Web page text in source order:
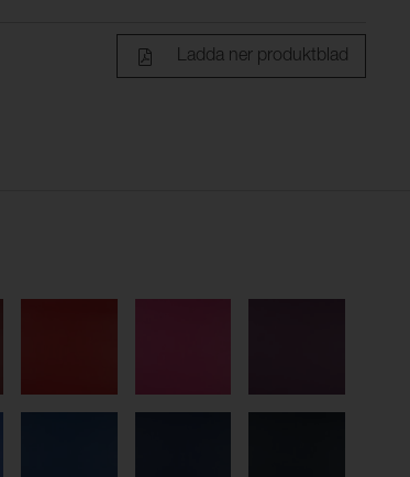
Ladda ner produktblad